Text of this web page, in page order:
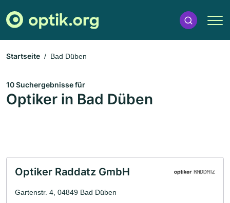
Startseite Bad Düben
10 Suchergebnisse für
Optiker in Bad Düben
Optiker Raddatz GmbH
Gartenstr. 4, 04849 Bad Düben